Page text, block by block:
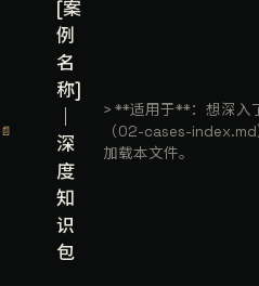
📄
[案
例
名
称]
深
度
知
识
包
> **适用于**：想深入
（02-cases-
加载本文件。